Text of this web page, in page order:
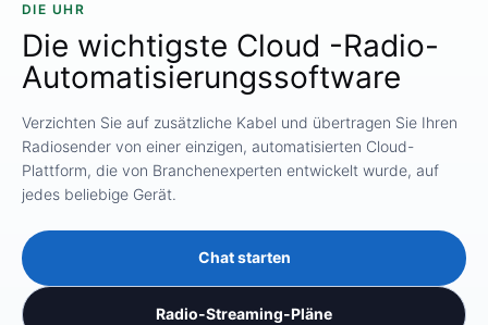
DIE UHR
Die wichtigste Cloud -Radio-
Automatisierungssoftware
Verzichten Sie auf zusätzliche Kabel und übertragen Sie Ihren
Radiosender von einer einzigen, automatisierten Cloud-
Plattform, die von Branchenexperten entwickelt wurde, auf
jedes beliebige Gerät.
Chat starten
Radio-Streaming-Pläne